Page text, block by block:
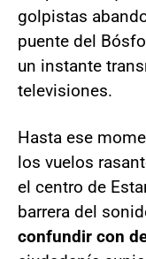
golpistas
puente del
un instante
televisiones.
Hasta ese
los vuelos
el centro de
barrera del
confundir con